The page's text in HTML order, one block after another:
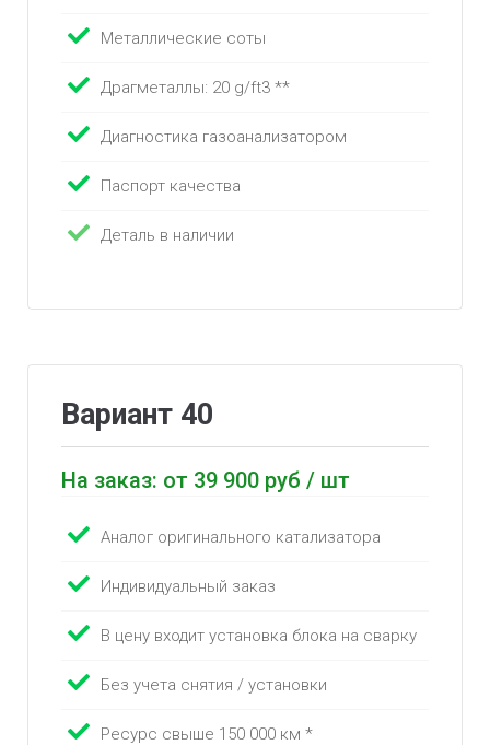
Металлические соты
Драгметаллы: 20 g/ft3 **
Диагностика газоанализатором
Паспорт качества
Деталь в наличии
Вариант 40
На заказ: от 39 900 руб / шт
Аналог оригинального катализатора
Индивидуальный заказ
В цену входит установка блока на сварку
Без учета снятия / установки
Ресурс свыше 150 000 км *